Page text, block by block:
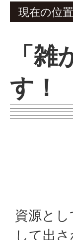
現在の位置
「
す！
資源と
して出